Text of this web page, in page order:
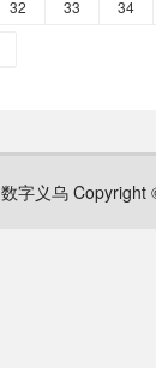
32 33 34
数字义乌